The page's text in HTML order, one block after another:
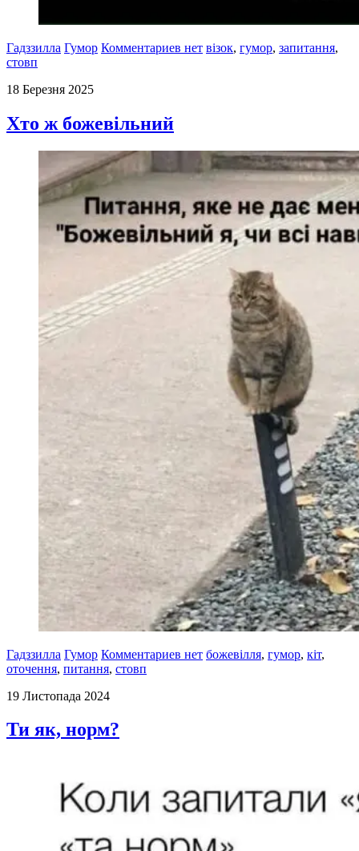
Гадззилла Гумор Комментариев нет візок, гумор, запитання,
стовп
18 Березня 2025
Хто ж божевільний
Гадззилла Гумор Комментариев нет божевілля, гумор, кіт,
оточення, питання, стовп
19 Листопада 2024
Ти як, норм?